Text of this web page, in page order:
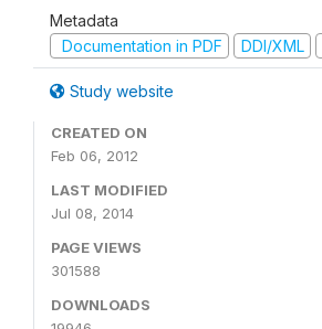
Metadata
Documentation in PDF
DDI/XML
Study website
CREATED ON
Feb 06, 2012
LAST MODIFIED
Jul 08, 2014
PAGE VIEWS
301588
DOWNLOADS